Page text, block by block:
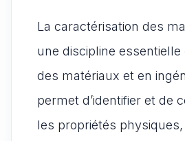
at
s
A
p
p
e
b
o
o
k
st
o
d
o
n
ta
g
er
La caractérisation des
une discipline essentielle
des matériaux et en
permet d’identifier et de
les propriétés